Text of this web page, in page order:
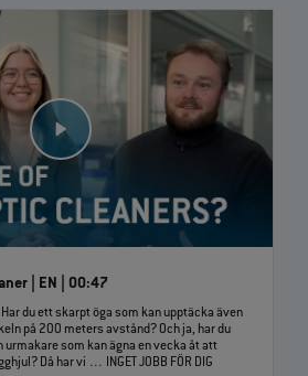
| EN | 00:47
du ett skarpt öga som kan upptäcka även
på 200 meters avstånd? Och ja, har du
urmakare som kan ägna en vecka åt att
Då har vi … INGET JOBB FÖR DIG